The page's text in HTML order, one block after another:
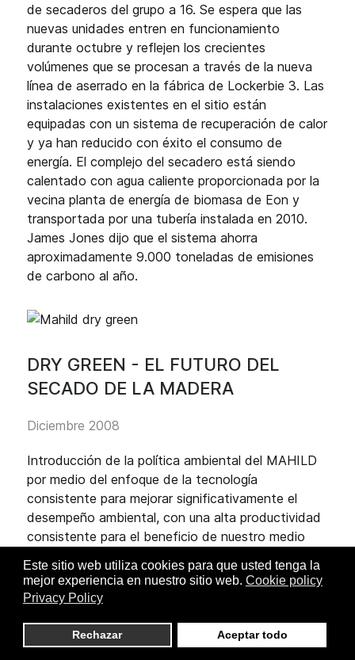
Este sitio web utiliza cookies para que usted tenga la
mejor experiencia en nuestro sitio web. Cookie policy
Privacy Policy
Rechazar Aceptar todo
de secaderos del grupo a 16. Se espera que las
nuevas unidades entren en funcionamiento
durante octubre y reflejen los crecientes
volúmenes que se procesan a través de la nueva
línea de aserrado en la fábrica de Lockerbie 3. Las
instalaciones existentes en el sitio están
equipadas con un sistema de recuperación de calor
y ya han reducido con éxito el consumo de
energía. El complejo del secadero está siendo
calentado con agua caliente proporcionada por la
vecina planta de energía de biomasa de Eon y
transportada por una tubería instalada en 2010.
James Jones dijo que el sistema ahorra
aproximadamente 9.000 toneladas de emisiones
de carbono al año.
DRY GREEN - EL FUTURO DEL
SECADO DE LA MADERA
Diciembre 2008
Introducción de la política ambiental del MAHILD
por medio del enfoque de la tecnología
consistente para mejorar significativamente el
desempeño ambiental, con una alta productividad
consistente para el beneficio de nuestro medio
Reducción de las emisiones de CO2
proceso
Reducción del ruido